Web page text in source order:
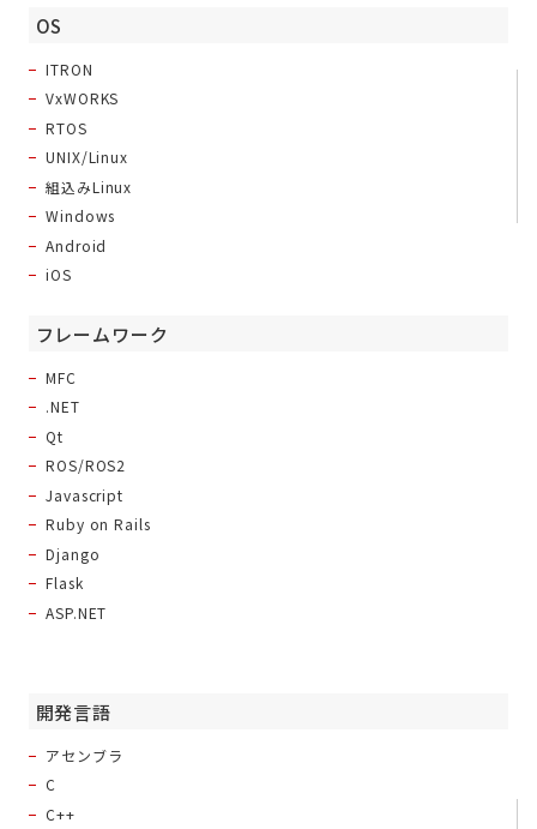
OS
ITRON
VxWORKS
RTOS
UNIX/Linux
組込みLinux
Windows
Android
iOS
フレームワーク
MFC
.NET
Qt
ROS/ROS2
Javascript
Ruby on Rails
Django
Flask
ASP.NET
開発言語
アセンブラ
C
C++